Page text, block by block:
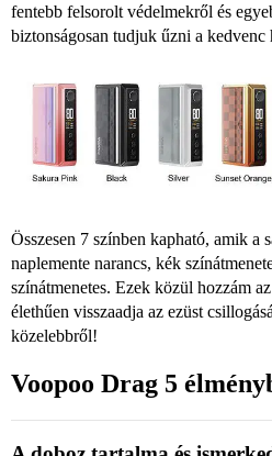
fentebb felsorolt védelmekről és
biztonságosan tudjuk űzni a kedvenc
Összesen 7 színben kapható, amik a
naplemente narancs, kék
színátmenetes. Ezek közül hozzám
élethűen visszaadja az ezüst
közelebbről!
Voopoo Drag 5